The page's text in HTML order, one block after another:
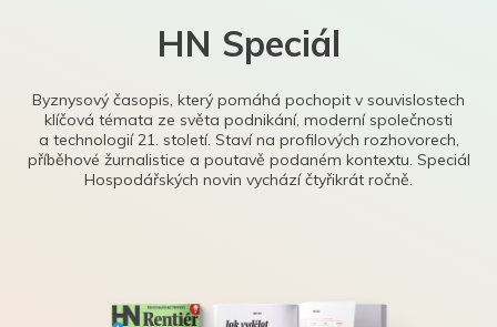
HN Speciál
Byznysový časopis, který pomáhá pochopit v souvislostech
klíčová témata ze světa podnikání, moderní společnosti
a technologií 21. století. Staví na profilových rozhovorech,
příběhové žurnalistice a poutavě podaném kontextu. Speciál
Hospodářských novin vychází čtyřikrát ročně.